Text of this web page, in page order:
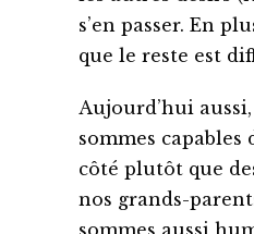
s’en passer. En
que le reste est
Aujourd’hui
sommes
côté plutôt que
nos grands-
sommes aussi